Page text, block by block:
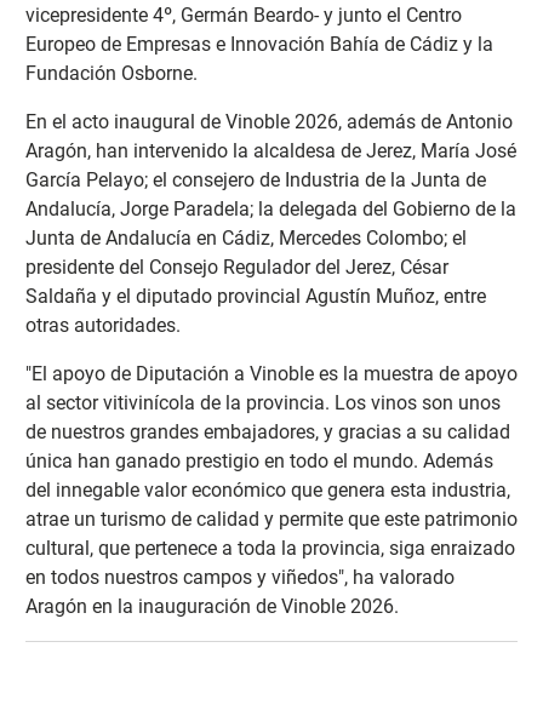
vicepresidente 4º, Germán Beardo- y junto el Centro
Europeo de Empresas e Innovación Bahía de Cádiz y la
Fundación Osborne.
En el acto inaugural de Vinoble 2026, además de Antonio
Aragón, han intervenido la alcaldesa de Jerez, María José
García Pelayo; el consejero de Industria de la Junta de
Andalucía, Jorge Paradela; la delegada del Gobierno de la
Junta de Andalucía en Cádiz, Mercedes Colombo; el
presidente del Consejo Regulador del Jerez, César
Saldaña y el diputado provincial Agustín Muñoz, entre
otras autoridades.
"El apoyo de Diputación a Vinoble es la muestra de apoyo
al sector vitivinícola de la provincia. Los vinos son unos
de nuestros grandes embajadores, y gracias a su calidad
única han ganado prestigio en todo el mundo. Además
del innegable valor económico que genera esta industria,
atrae un turismo de calidad y permite que este patrimonio
cultural, que pertenece a toda la provincia, siga enraizado
en todos nuestros campos y viñedos", ha valorado
Aragón en la inauguración de Vinoble 2026.